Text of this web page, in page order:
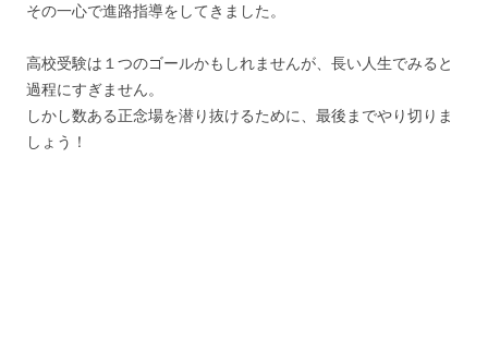
その一心で進路指導をしてきました。
高校受験は１つのゴールかもしれませんが、長い人生でみると
過程にすぎません。
しかし数ある正念場を潜り抜けるために、最後までやり切りま
しょう！